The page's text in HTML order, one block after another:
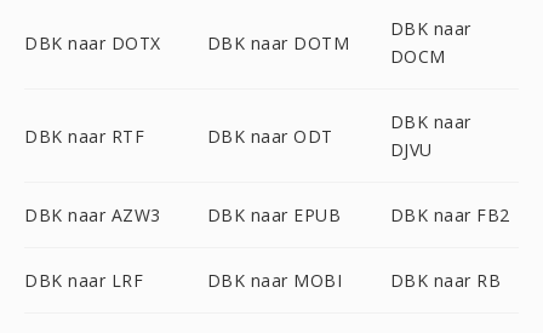
DBK naar DOTX DBK naar DOTM
DBK naar
DOCM
DBK naar RTF DBK naar ODT
DBK naar
DJVU
DBK naar AZW3 DBK naar EPUB DBK naar FB2
DBK naar LRF DBK naar MOBI DBK naar RB